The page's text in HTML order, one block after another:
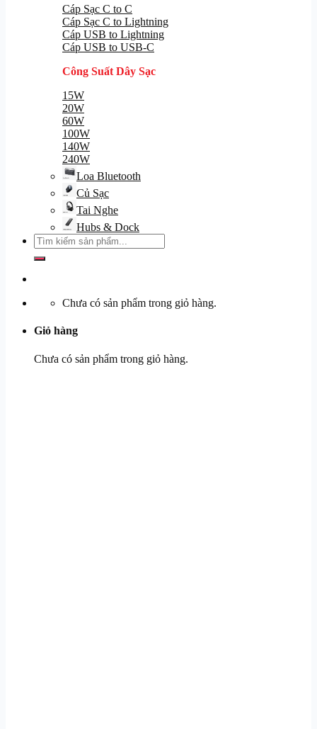
Cáp Sạc C to C
Cáp Sạc C to Lightning
Cáp USB to Lightning
Cáp USB to USB-C
Công Suất Dây Sạc
15W
20W
60W
100W
140W
240W
Loa Bluetooth
Củ Sạc
Tai Nghe
Hubs & Dock
Tìm
kiếm:
Chưa có sản phẩm trong giỏ hàng.
Giỏ hàng
Chưa có sản phẩm trong giỏ hàng.